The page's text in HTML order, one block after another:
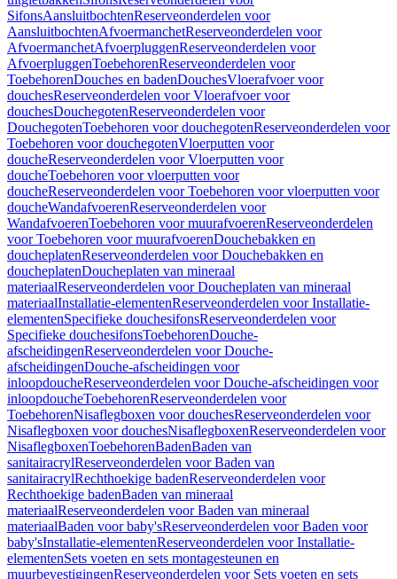
SifonsAansluitbochtenReserveonderdelen voor
AansluitbochtenAfvoermanchetReserveonderdelen voor
AfvoermanchetAfvoerpluggenReserveonderdelen voor
AfvoerpluggenToebehorenReserveonderdelen voor
ToebehorenDouches en badenDouchesVloerafvoer voor
douchesReserveonderdelen voor Vloerafvoer voor
douchesDouchegotenReserveonderdelen voor
DouchegotenToebehoren voor douchegotenReserveonderdelen voor
Toebehoren voor douchegotenVloerputten voor
doucheReserveonderdelen voor Vloerputten voor
doucheToebehoren voor vloerputten voor
doucheReserveonderdelen voor Toebehoren voor vloerputten voor
doucheWandafvoerenReserveonderdelen voor
WandafvoerenToebehoren voor muurafvoerenReserveonderdelen
voor Toebehoren voor muurafvoerenDouchebakken en
doucheplatenReserveonderdelen voor Douchebakken en
doucheplatenDoucheplaten van mineraal
materiaalReserveonderdelen voor Doucheplaten van mineraal
materiaalInstallatie-elementenReserveonderdelen voor Installatie-
elementenSpecifieke douchesifonsReserveonderdelen voor
Specifieke douchesifonsToebehorenDouche-
afscheidingenReserveonderdelen voor Douche-
afscheidingenDouche-afscheidingen voor
inloopdoucheReserveonderdelen voor Douche-afscheidingen voor
inloopdoucheToebehorenReserveonderdelen voor
ToebehorenNisaflegboxen voor douchesReserveonderdelen voor
Nisaflegboxen voor douchesNisaflegboxenReserveonderdelen voor
NisaflegboxenToebehorenBadenBaden van
sanitairacrylReserveonderdelen voor Baden van
sanitairacrylRechthoekige badenReserveonderdelen voor
Rechthoekige badenBaden van mineraal
materiaalReserveonderdelen voor Baden van mineraal
materiaalBaden voor baby'sReserveonderdelen voor Baden voor
baby'sInstallatie-elementenReserveonderdelen voor Installatie-
elementenSets voeten en sets montagesteunen en
muurbevestigingenReserveonderdelen voor Sets voeten en sets